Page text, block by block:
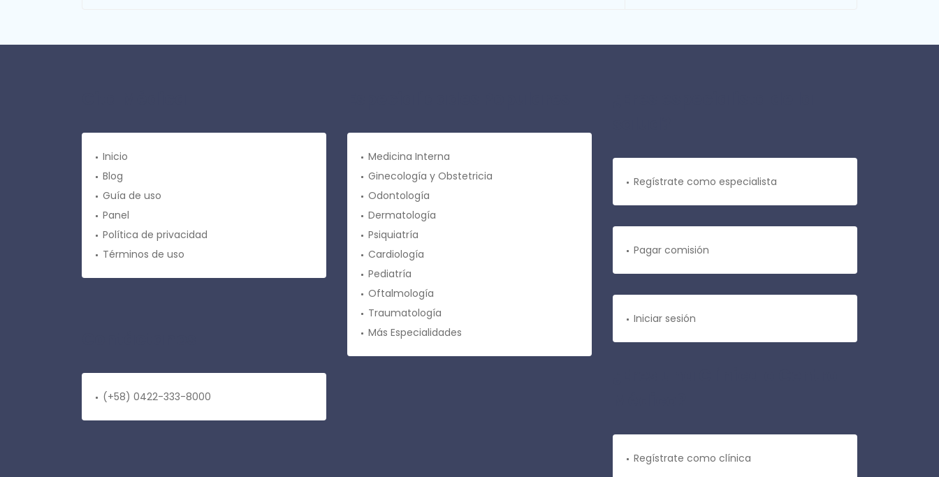
Inicio
Blog
Guía de uso
Panel
Política de privacidad
Términos de uso
(+58) 0422-333-8000
Medicina Interna
Ginecología y Obstetricia
Odontología
Dermatología
Psiquiatría
Cardiología
Pediatría
Oftalmología
Traumatología
Más Especialidades
Regístrate como especialista
Pagar comisión
Iniciar sesión
Regístrate como clínica